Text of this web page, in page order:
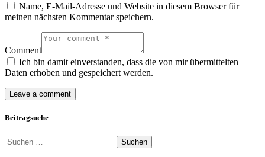
Name, E-Mail-Adresse und Website in diesem Browser für
meinen nächsten Kommentar speichern.
Comment
Ich bin damit einverstanden, dass die von mir übermittelten
Daten erhoben und gespeichert werden.
Beitragsuche
Suchen
nach: